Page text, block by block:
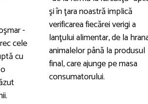
-
cele
cu
şi în ţara noastră implică
verificarea fiecărei verigi a
lanţului alimentar, de la
animalelor până la produsul
final, care ajunge pe masa
consumatorului.